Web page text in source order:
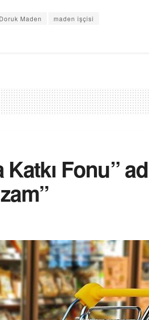
Doruk Maden maden işçisi
Katkı Fonu”